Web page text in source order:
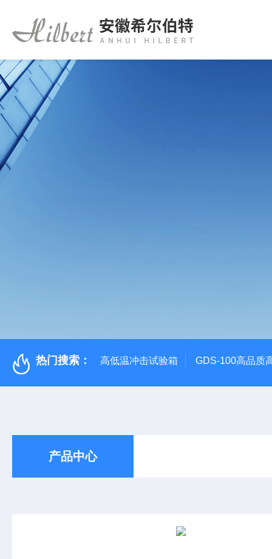
热门搜索： 高低温冲击试验箱 GDS-100高品质
产品中心